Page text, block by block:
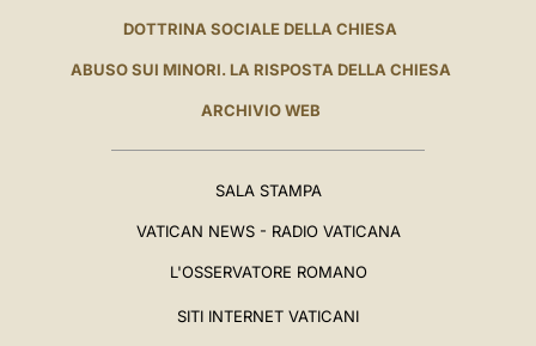
DOTTRINA SOCIALE DELLA CHIESA
ABUSO SUI MINORI. LA RISPOSTA DELLA CHIESA
ARCHIVIO WEB
SALA STAMPA
VATICAN NEWS - RADIO VATICANA
L'OSSERVATORE ROMANO
SITI INTERNET VATICANI